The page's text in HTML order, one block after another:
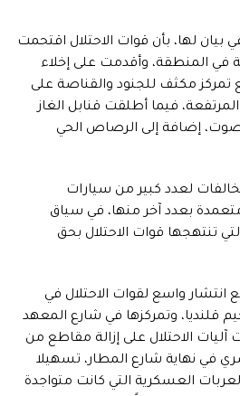
لها، بأن قوات الاحتلال اقتحمت
في المنطقة، وأقدمت على إخلاء
تمركز مكثف للجنود والقناصة على
فيما أطلقت قنابل الغاز
إضافة إلى الرصاص الحي
لعدد كبير من سيارات
بعدد آخر منها، في سياق
تنتهجها قوات الاحتلال بحق
انتشار واسع لقوات الاحتلال في
قلنديا، وتمركزها في شارع المعهد
الاحتلال على إزالة مقاطع من
في نهاية شارع المطار، تسهيلا
العسكرية التي كانت متواجدة